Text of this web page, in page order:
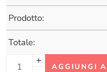
Prodotto:
Totale:
AGGIUNGI